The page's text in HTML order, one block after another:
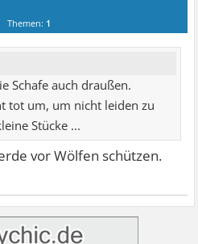
Themen: 1
Schafe auch draußen.
tot um, um nicht leiden zu
Stücke ...
vor Wölfen schützen.